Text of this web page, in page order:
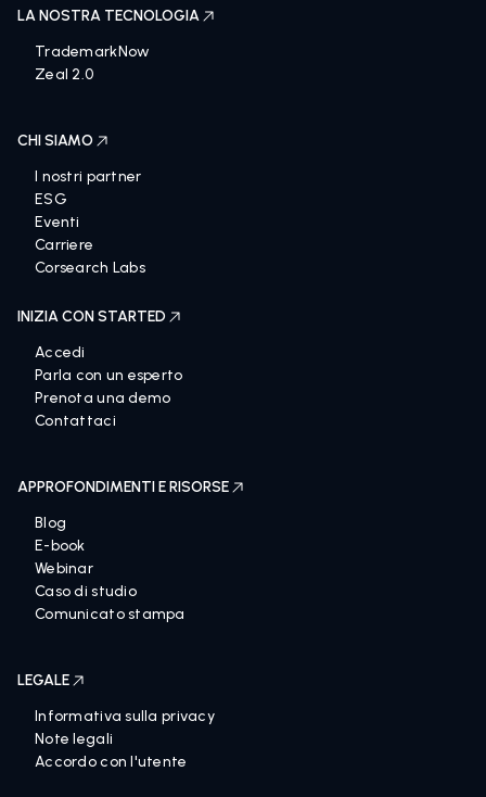
LA NOSTRA TECNOLOGIA
TrademarkNow
Zeal 2.0
CHI SIAMO
I nostri partner
ESG
Eventi
Carriere
Corsearch Labs
INIZIA CON STARTED
Accedi
Parla con un esperto
Prenota una demo
Contattaci
APPROFONDIMENTI E RISORSE
Blog
E-book
Webinar
Caso di studio
Comunicato stampa
LEGALE
Informativa sulla privacy
Note legali
Accordo con l'utente